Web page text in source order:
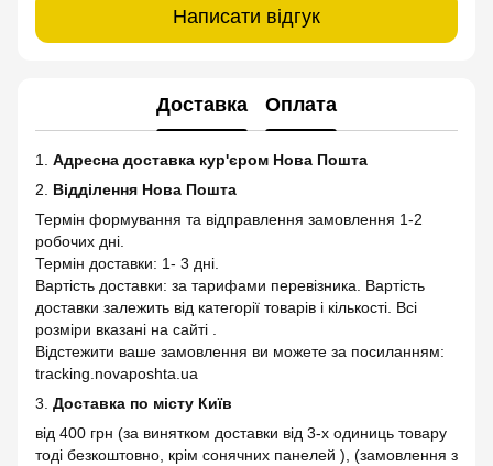
Написати відгук
Доставка Оплата
1. Адресна доставка кур'єром Нова Пошта
2. Відділення Нова Пошта
Термін формування та відправлення замовлення 1-2
робочих дні.
Термін доставки: 1- 3 дні.
Вартість доставки: за тарифами перевізника. Вартість
доставки залежить від категорії товарів і кількості. Всі
розміри вказані на сайті .
Відстежити ваше замовлення ви можете за посиланням:
tracking.novaposhta.ua
3. Доставка по місту Київ
від 400 грн (за винятком доставки від 3-х одиниць товару
тоді безкоштовно, крім сонячних панелей ), (замовлення з